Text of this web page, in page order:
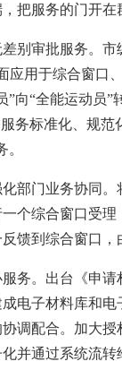
，把服务的门开
审批服务。市
应用于综合窗
”向“全能运动员
务标准化、规
门业务协同。
个综合窗口受
馈到综合窗口
。出台《申请
电子材料库和
调配合。加大
并通过系统流